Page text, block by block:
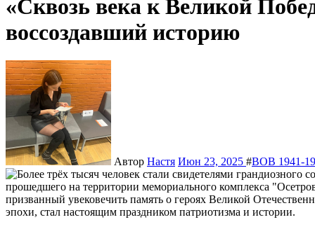
«Сквозь века к Великой
воссоздавший историю
Автор Настя Июн 23, 2025 #ВОВ 1941-